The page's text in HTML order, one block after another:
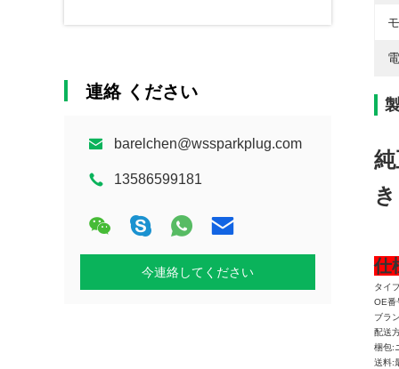
連絡 ください
barelchen@wssparkplug.com
13586599181
今連絡してください
き
仕
タイ
OE番
ブ
配送
梱包:
送料: